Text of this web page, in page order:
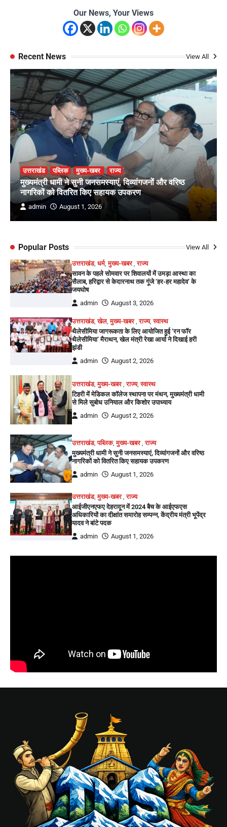
Our News, Your Views
Recent News View All
उत्तराखंड पब्लिक मुख्य-खबर राज्य
मुख्यमंत्री धामी ने सुनी जनसमस्याएं, दिव्यांगजनों और वरिष्ठ
नागरिकों को वितरित किए सहायक उपकरण
admin August 1, 2026
Popular Posts View All
उत्तराखंड,धर्म,मुख्य-खबर,राज्य
सावन के पहले सोमवार पर शिवालयों में उमड़ा आस्था का
सैलाब, हरिद्वार से केदारनाथ तक गूंजे ‘हर-हर महादेव’ के
जयघोष
admin
August 3, 2026
उत्तराखंड,खेल,मुख्य-खबर,राज्य,स्वास्थ
थैलेसीमिया जागरूकता के लिए आयोजित हुई ‘रन फॉर
थैलेसीमिया’ मैराथन, खेल मंत्री रेखा आर्या ने दिखाई हरी
झंडी
admin
August 2, 2026
उत्तराखंड,मुख्य-खबर ,राज्य,स्वास्थ
टिहरी में मेडिकल कॉलेज स्थापना पर मंथन, मुख्यमंत्री धामी
से मिले सुबोध उनियाल और किशोर उपाध्याय
admin
August 2, 2026
उत्तराखंड,पब्लिक,मुख्य-खबर ,राज्य
मुख्यमंत्री धामी ने सुनी जनसमस्याएं, दिव्यांगजनों और वरिष्ठ
नागरिकों को वितरित किए सहायक उपकरण
admin
August 1, 2026
उत्तराखंड,मुख्य-खबर,राज्य
आईजीएनएफए देहरादून में 2024 बैच के आईएफएस
अधिकारियों का दीक्षांत समारोह सम्पन्न, केंद्रीय मंत्री भूपेंद्र
यादव ने बांटे पदक
admin
August 1, 2026